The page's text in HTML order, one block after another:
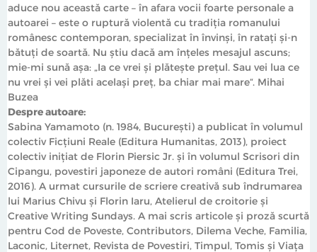
aduce nou această carte – în afara vocii foarte personale a
autoarei – este o ruptură violentă cu tradiția romanului
românesc contemporan, specializat în învinși, în ratați și-n
bătuți de soartă. Nu știu dacă am înțeles mesajul ascuns;
mie-mi sună așa: „Ia ce vrei și plătește prețul. Sau vei lua ce
nu vrei și vei plăti același preț, ba chiar mai mare“. Mihai
Buzea
Despre autoare:
Sabina Yamamoto (n. 1984, București) a publicat în volumul
colectiv Ficțiuni Reale (Editura Humanitas, 2013), proiect
colectiv inițiat de Florin Piersic Jr. și în volumul Scrisori din
Cipangu, povestiri japoneze de autori români (Editura Trei,
2016). A urmat cursurile de scriere creativă sub îndrumarea
lui Marius Chivu și Florin Iaru, Atelierul de croitorie și
Creative Writing Sundays. A mai scris articole și proză scurtă
pentru Cod de Poveste, Contributors, Dilema Veche, Familia,
Laconic, Liternet, Revista de Povestiri, Timpul, Tomis și Viața